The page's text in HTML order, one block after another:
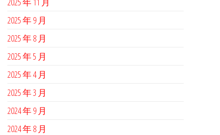
2025 年 9 月
2025 年 8 月
2025 年 5 月
2025 年 4 月
2025 年 3 月
2024 年 9 月
2024 年 8 月